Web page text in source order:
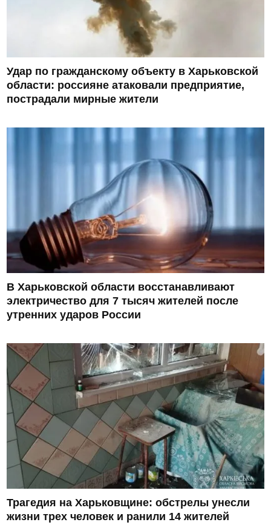
Удар по гражданскому объекту в Харьковской
области: россияне атаковали предприятие,
пострадали мирные жители
В Харьковской области восстанавливают
электричество для 7 тысяч жителей после
утренних ударов России
Трагедия на Харьковщине: обстрелы унесли
жизни трех человек и ранили 14 жителей